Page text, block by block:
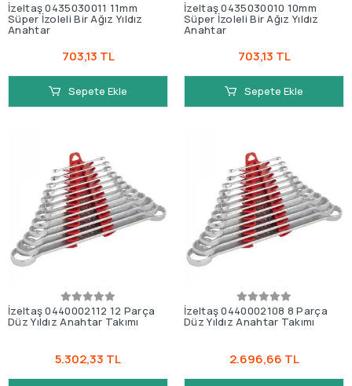
İzeltaş 0435030011 11mm
Süper İzoleli Bir Ağız Yıldız
Anahtar
703,13 TL
Sepete Ekle
İzeltaş 0435030010 10mm
Süper İzoleli Bir Ağız Yıldız
Anahtar
703,13 TL
Sepete Ekle
İzeltaş 0440002112 12 Parça
Düz Yıldız Anahtar Takımı
5.302,33 TL
İzeltaş 0440002108 8 Parça
Düz Yıldız Anahtar Takımı
2.696,66 TL